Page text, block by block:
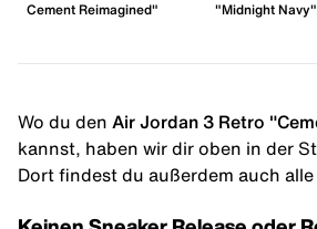
Cement Reimagined"
"Midnight Navy"
Wo du den Air Jordan 3 Retro
kannst, haben wir dir oben in der
Dort findest du außerdem auch alle